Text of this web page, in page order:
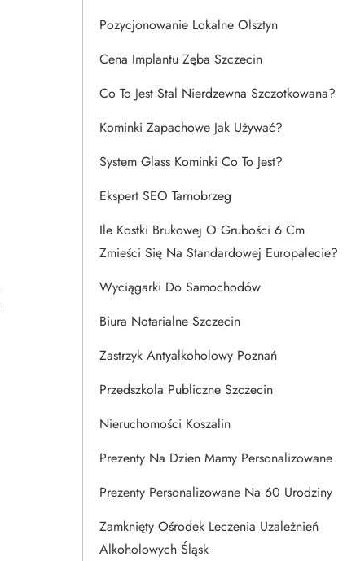
Pozycjonowanie Lokalne Olsztyn
Cena Implantu Zęba Szczecin
Co To Jest Stal Nierdzewna Szczotkowana?
Kominki Zapachowe Jak Używać?
System Glass Kominki Co To Jest?
Ekspert SEO Tarnobrzeg
Ile Kostki Brukowej O Grubości 6 Cm
Zmieści Się Na Standardowej Europalecie?
Wyciągarki Do Samochodów
Biura Notarialne Szczecin
Zastrzyk Antyalkoholowy Poznań
Przedszkola Publiczne Szczecin
Nieruchomości Koszalin
Prezenty Na Dzien Mamy Personalizowane
Prezenty Personalizowane Na 60 Urodziny
Zamknięty Ośrodek Leczenia Uzależnień
Alkoholowych Śląsk